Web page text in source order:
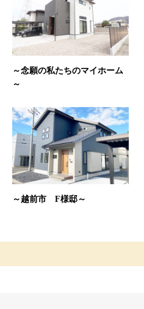
～念願の私たちのマイホーム
～
～越前市 F様邸～